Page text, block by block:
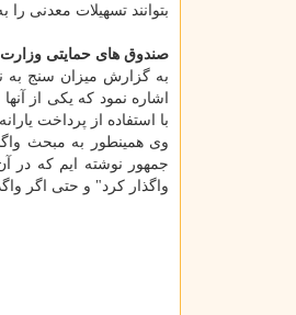
بتوانند تسهیلات معدنی را
صندوق های حمایتی وزارت
به گزارش میزان سنج به
اشاره نمود كه یكی از
با استفاده از پرداخت
وی همینطور به مبحث
جمهور نوشته ایم كه در
واگذار كرد" و حتی اگر